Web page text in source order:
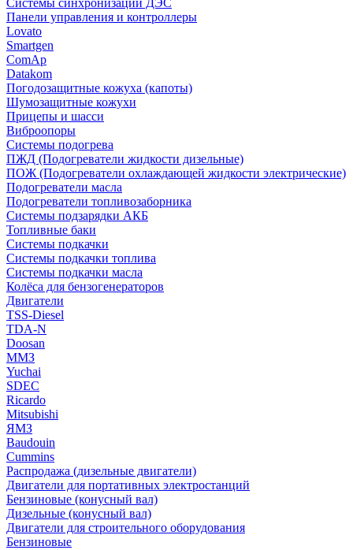
Системы синхронизации ДЭС
Панели управления и контроллеры
Lovato
Smartgen
ComAp
Datakom
Погодозащитные кожуха (капоты)
Шумозащитные кожухи
Прицепы и шасси
Виброопоры
Системы подогрева
ПЖД (Подогреватели жидкости дизельные)
ПОЖ (Подогреватели охлаждающей жидкости электрические)
Подогреватели масла
Подогреватели топливозаборника
Системы подзарядки АКБ
Топливные баки
Системы подкачки
Системы подкачки топлива
Системы подкачки масла
Колёса для бензогенераторов
Двигатели
TSS-Diesel
TDA-N
Doosan
ММЗ
Yuchai
SDEC
Ricardo
Mitsubishi
ЯМЗ
Baudouin
Cummins
Распродажа (дизельные двигатели)
Двигатели для портативных электростанций
Бензиновые (конусный вал)
Дизельные (конусный вал)
Двигатели для строительного оборудования
Бензиновые